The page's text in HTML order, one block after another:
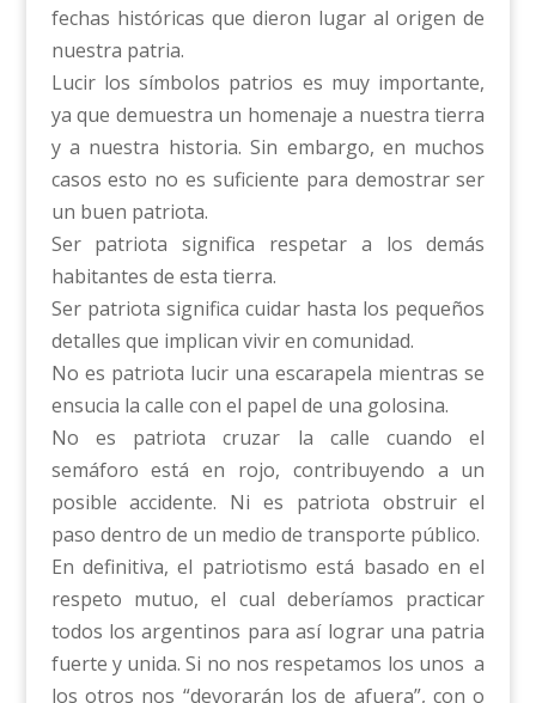
fechas históricas que dieron lugar al origen de
nuestra patria.
Lucir los símbolos patrios es muy importante,
ya que demuestra un homenaje a nuestra tierra
y a nuestra historia. Sin embargo, en muchos
casos esto no es suficiente para demostrar ser
un buen patriota.
Ser patriota significa respetar a los demás
habitantes de esta tierra.
Ser patriota significa cuidar hasta los pequeños
detalles que implican vivir en comunidad.
No es patriota lucir una escarapela mientras se
ensucia la calle con el papel de una golosina.
No es patriota cruzar la calle cuando el
semáforo está en rojo, contribuyendo a un
posible accidente. Ni es patriota obstruir el
paso dentro de un medio de transporte público.
En definitiva, el patriotismo está basado en el
respeto mutuo, el cual deberíamos practicar
todos los argentinos para así lograr una patria
fuerte y unida. Si no nos respetamos los unos a
los otros nos “devorarán los de afuera”, con o